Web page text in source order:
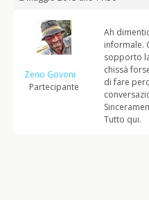
Zeno Govoni
Partecipante
Ah
informale.
sopporto
chissà
di fare
Tutto qui.